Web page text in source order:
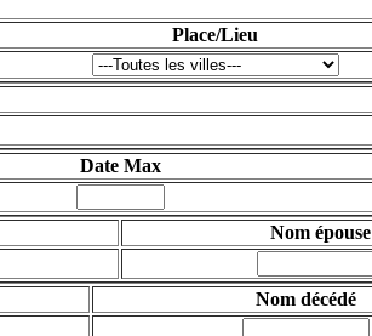
Place/Lieu
Date Max
Nom épouse
Nom décédé